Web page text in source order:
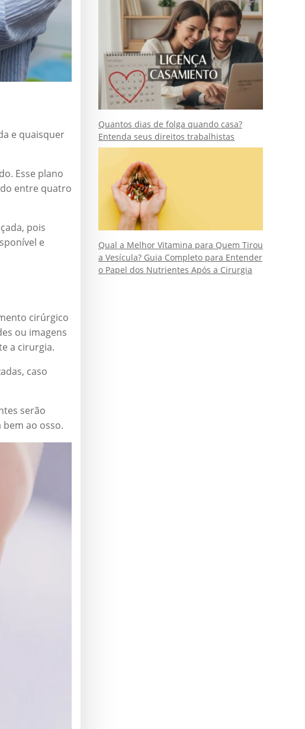
e quaisquer
Esse plano
entre quatro
pois
e
cirúrgico
ou imagens
a cirurgia.
caso
serão
ao osso.
Quantos dias de folga quando casa?
Entenda seus direitos trabalhistas
Qual a Melhor Vitamina para Quem Tirou
a Vesícula? Guia Completo para Entender
o Papel dos Nutrientes Após a Cirurgia